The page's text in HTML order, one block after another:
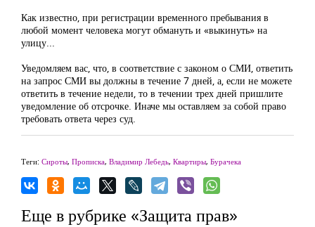
Как известно, при регистрации временного пребывания в
любой момент человека могут обмануть и «выкинуть» на
улицу...
Уведомляем вас, что, в соответствие с законом о СМИ, ответить
на запрос СМИ вы должны в течение 7 дней, а, если не можете
ответить в течение недели, то в течении трех дней пришлите
уведомление об отсрочке. Иначе мы оставляем за собой право
требовать ответа через суд.
Теги: Сироты, Прописка, Владимир Лебедь, Квартиры, Бурачека
Еще в рубрике «Защита прав»